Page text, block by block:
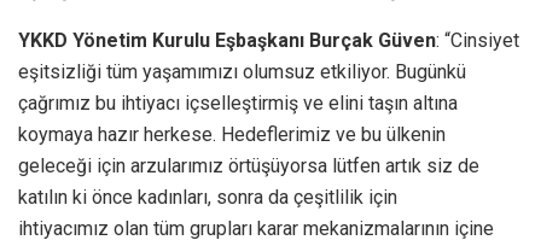
YKKD Yönetim Kurulu Eşbaşkanı Burçak Güven: “Cinsiyet
eşitsizliği tüm yaşamımızı olumsuz etkiliyor. Bugünkü
çağrımız bu ihtiyacı içselleştirmiş ve elini taşın altına
koymaya hazır herkese. Hedeflerimiz ve bu ülkenin
geleceği için arzularımız örtüşüyorsa lütfen artık siz de
katılın ki önce kadınları, sonra da çeşitlilik için
ihtiyacımız olan tüm grupları karar mekanizmalarının içine